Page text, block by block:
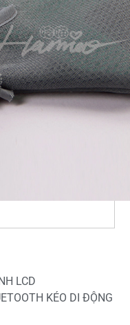
LCD
KÉO DI ĐỘNG